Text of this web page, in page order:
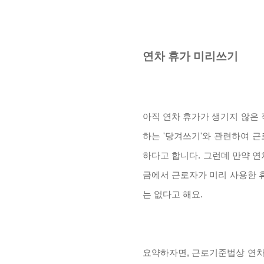
연차 휴가 미리쓰기
아직 연차 휴가가 생기지 않은
하는 '당겨쓰기'와 관련하여
하다고 합니다. 그런데 만약
금에서 근로자가 미리 사용한
는 없다고 해요.
요약하자면, 근로기준법상 연